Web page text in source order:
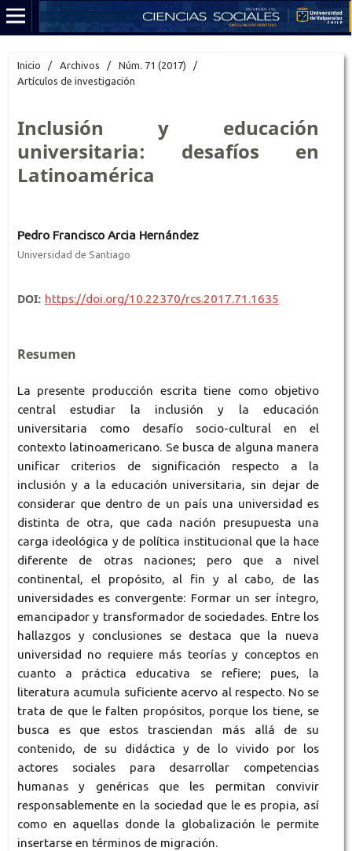
Inicio / Archivos / Núm. 71 (2017)
/
Artículos de investigación
Inclusión y educación
universitaria: desafíos en
Latinoamérica
Pedro Francisco Arcia Hernández
Universidad de Santiago
DOI: https://doi.org/10.22370/rcs.2017.71.1635
Resumen
La presente producción escrita tiene como objetivo
central estudiar la inclusión y la educación
universitaria como desafío socio-cultural en el
contexto latinoamericano. Se busca de alguna manera
unificar criterios de significación respecto a la
inclusión y a la educación universitaria, sin dejar de
considerar que dentro de un país una universidad es
distinta de otra, que cada nación presupuesta una
carga ideológica y de política institucional que la hace
diferente de otras naciones; pero que a nivel
continental, el propósito, al fin y al cabo, de las
universidades es convergente: Formar un ser íntegro,
emancipador y transformador de sociedades. Entre los
hallazgos y conclusiones se destaca que la nueva
universidad no requiere más teorías y conceptos en
cuanto a práctica educativa se refiere; pues, la
literatura acumula suficiente acervo al respecto. No se
trata de que le falten propósitos, porque los tiene, se
busca es que estos trasciendan más allá de su
contenido, de su didáctica y de lo vivido por los
actores sociales para desarrollar competencias
humanas y genéricas que les permitan convivir
responsablemente en la sociedad que le es propia, así
como en aquellas donde la globalización le permite
insertarse en términos de migración.